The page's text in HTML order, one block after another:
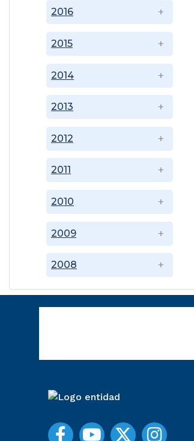
2008
2009
2010
2011
2012
2013
2014
2015
2016